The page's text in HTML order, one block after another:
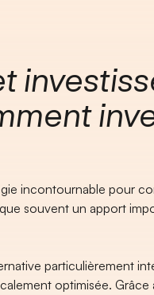
incontournable pour
souvent un apport
particulièrement
optimisée.